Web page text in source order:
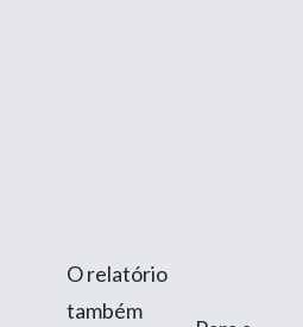
O relatório
também